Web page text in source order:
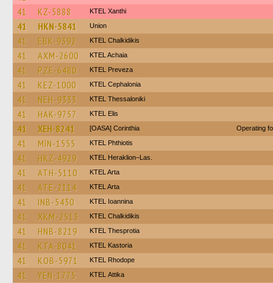
41 KZ-5888 KTEL Xanthi
41 HKN-5841 Union
41 EBK-9392 ΚΤΕL Chalkidikis
41 AXM-2600 KTEL Achaia
41 PZE-6480 KTEL Preveza
41 KEZ-1000 KTEL Cephalonia
41 NEH-9333 KTEL Thessaloniki
41 HAK-9757 KTEL Elis
41 XEH-8241 [OASA] Corinthia Operating
41 MIN-1555 ΚΤΕL Phthiotis
41 HKZ-4929 KTEL Heraklion–Las.
41 ATH-5110 KTEL Arta
41 ATE-2114 KTEL Arta
41 INB-5430 KTEL Ioannina
41 XKM-2513 ΚΤΕL Chalkidikis
41 HNB-8219 KTEL Thesprotia
41 KTA-8041 KTEL Kastoria
41 KOB-5971 KTEL Rhodope
41 YEN-1775 KΤΕL Αttika